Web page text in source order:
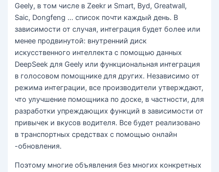
Geely, в том числе в Zeekr и Smart, Byd, Greatwall,
Saic, Dongfeng … список почти каждый день. В
зависимости от случая, интеграция будет более или
менее продвинутой: внутренний диск
искусственного интеллекта с помощью данных
DeepSeek для Geely или функциональная интеграция
в голосовом помощнике для других. Независимо от
режима интеграции, все производители утверждают,
что улучшение помощника по доске, в частности, для
разработки упреждающих функций в зависимости от
привычек и вкусов водителя. Все будет реализовано
в транспортных средствах с помощью онлайн
-обновления.
Поэтому многие объявления без многих конкретных